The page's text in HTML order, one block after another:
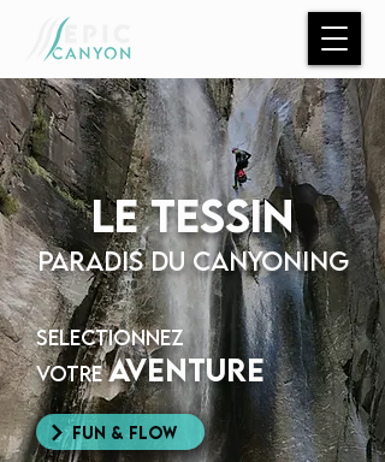
LE TESSIN
PARADIS DU CANYONING
selectionnez
votreaventure
Fun & flow